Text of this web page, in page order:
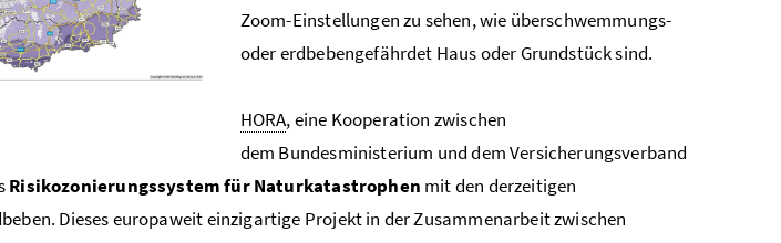
Zoom-Einstellungen zu sehen, wie überschwemmungs-
oder erdbebengefährdet Haus oder Grundstück sind.
HORA, eine Kooperation zwischen
dem Bundesministerium und dem Versicherungsverband
Risikozonierungssystem für Naturkatastrophen mit den derzeitigen
Dieses europaweit einzigartige Projekt in der Zusammenarbeit zwischen